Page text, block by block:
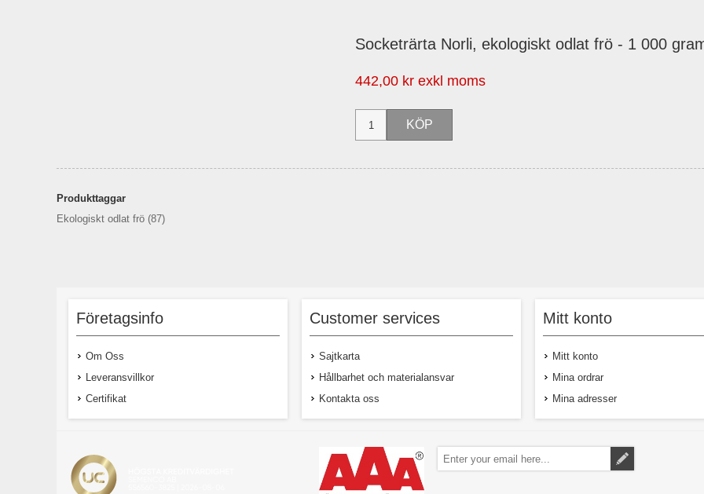
Socketrärta Norli, ekologiskt odlat frö - 1 000
442,00 kr exkl moms
Produkttaggar
Ekologiskt odlat frö (87)
Företagsinfo
Om Oss
Leveransvillkor
Certifikat
Customer services
Sajtkarta
Hållbarhet och materialansvar
Kontakta oss
Mitt konto
Mitt konto
Mina ordrar
Mina adresser